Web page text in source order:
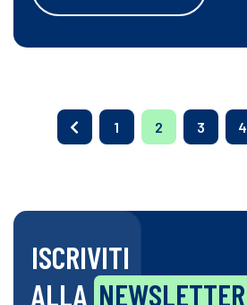
1 2 3 4
ISCRIVITI
ALLA NEWSLETTER